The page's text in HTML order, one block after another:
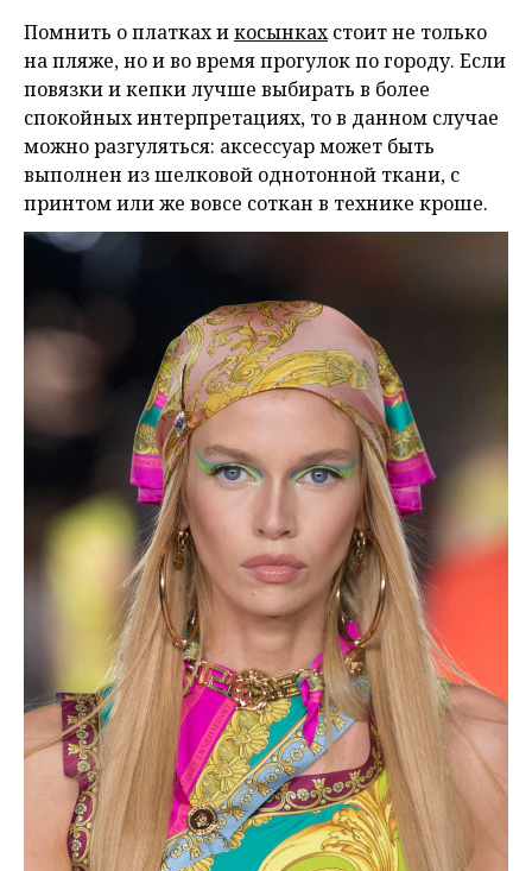
Помнить о платках икосынкахстоит не только
на пляже, но и во время прогулок по городу. Если
повязки и кепки лучше выбирать в более
спокойных интерпретациях, то в данном случае
можно разгуляться: аксессуар может быть
выполнен из шелковой однотонной ткани, с
принтом или же вовсе соткан в технике кроше.